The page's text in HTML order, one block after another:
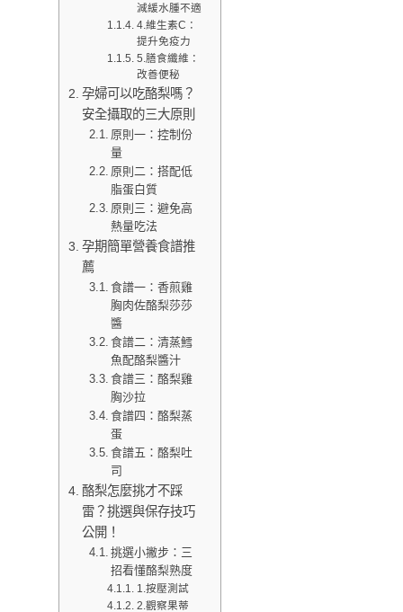
減緩水腫不適
4.維生素C：
提升免疫力
5.膳食纖維：
改善便秘
孕婦可以吃酪梨嗎？
安全攝取的三大原則
原則一：控制份
量
原則二：搭配低
脂蛋白質
原則三：避免高
熱量吃法
孕期簡單營養食譜推
薦
食譜一：香煎雞
胸肉佐酪梨莎莎
醬
食譜二：清蒸鱈
魚配酪梨醬汁
食譜三：酪梨雞
胸沙拉
食譜四：酪梨蒸
蛋
食譜五：酪梨吐
司
酪梨怎麼挑才不踩
雷？挑選與保存技巧
公開！
挑選小撇步：三
招看懂酪梨熟度
1.按壓測試
2.觀察果蒂